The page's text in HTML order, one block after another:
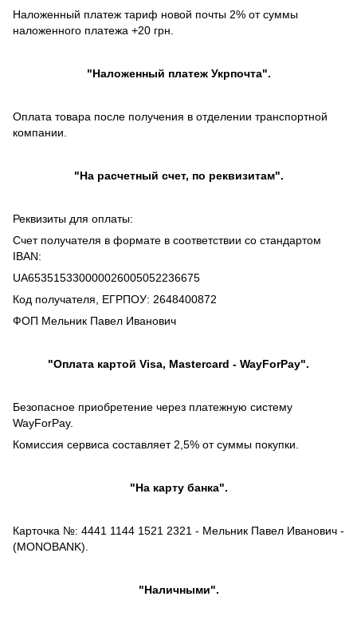
Наложенный платеж тариф новой почты 2% от суммы
наложенного платежа +20 грн.
"Наложенный платежУкрпочта".
Оплата товара после получения в отделении транспортной
компании.
"На расчетный счет, по реквизитам".
Реквизиты для оплаты:
Счет получателя в формате в соответствии со стандартом
IBAN:
UA653515330000026005052236675
Код получателя, ЕГРПОУ: 2648400872
ФОП Мельник Павел Иванович
"Оплата картой Visa, Mastercard - WayForPay".
Безопасное приобретение через платежную систему
WayForPay.
Комиссия сервиса составляет 2,5% от суммы покупки.
"На карту банка".
Карточка №: 4441 1144 1521 2321 - Мельник Павел Иванович -
(MONOBANK).
"Наличными".